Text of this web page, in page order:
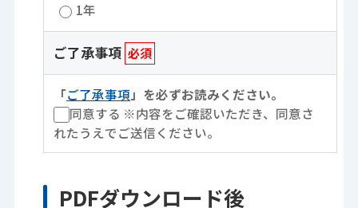
1年
ご了承事項 必須
「ご了承事項 」を必ずお読みください。
同意する ※内容をご確認いただき、同意さ
れたうえでご送信ください。
PDFダウンロード後